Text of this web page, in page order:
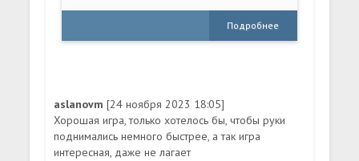
Подробнее
aslanovm[24 ноября 2023 18:05]
Хорошая игра, только хотелось бы, чтобы руки
поднимались немного быстрее, а так игра
интересная, даже не лагает